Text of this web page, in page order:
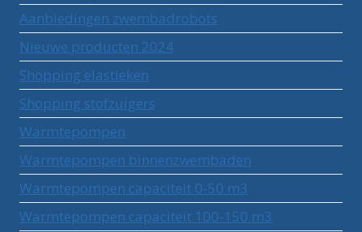
Aanbiedingen zwembadrobots
Nieuwe producten 2024
Shopping elastieken
Shopping stofzuigers
Warmtepompen
Warmtepompen binnenzwembaden
Warmtepompen capaciteit 0-50 m3
Warmtepompen capaciteit 100-150 m3